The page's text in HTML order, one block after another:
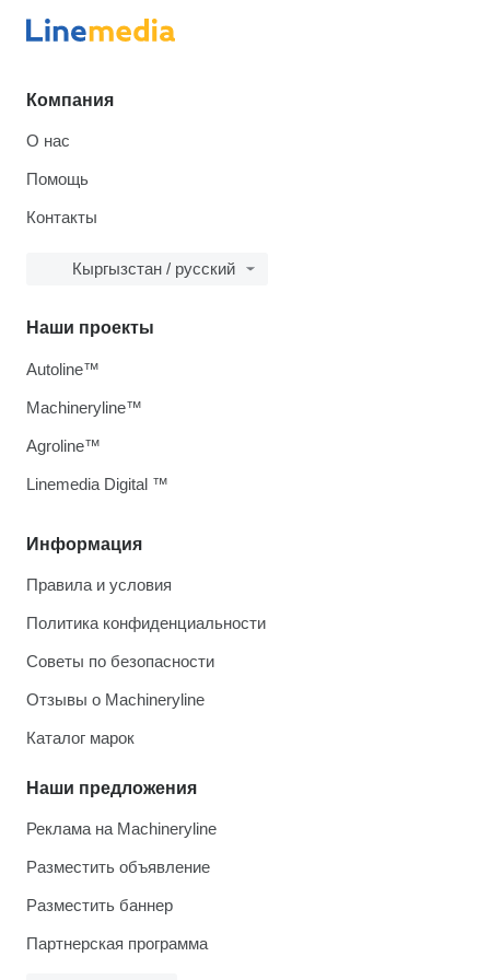
Компания
О нас
Помощь
Контакты
Кыргызстан / русский
Информация
Правила и условия
Политика конфиденциальности
Советы по безопасности
Отзывы о Machineryline
Каталог марок
Наши предложения
Реклама на Machineryline
Разместить объявление
Разместить баннер
Партнерская программа
Наши проекты
Autoline™
Machineryline™
Agroline™
Linemedia Digital ™